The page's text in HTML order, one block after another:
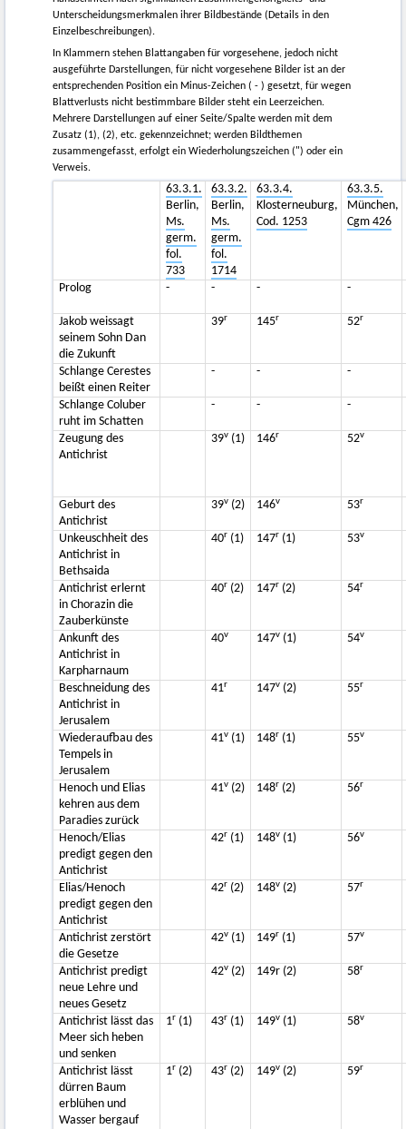
Unterscheidungsmerkmalen ihrer Bildbestände (Details in den
Einzelbeschreibungen).
In Klammern stehen Blattangaben für vorgesehene, jedoch nicht
ausgeführte Darstellungen, für nicht vorgesehene Bilder ist an der
entsprechenden Position ein Minus-Zeichen ( - ) gesetzt, für wegen
Blattverlusts nicht bestimmbare Bilder steht ein Leerzeichen.
Mehrere Darstellungen auf einer Seite/Spalte werden mit dem
Zusatz (1), (2), etc. gekennzeichnet; werden Bildthemen
zusammengefasst, erfolgt ein Wiederholungszeichen (") oder ein
Verweis.
63.3.1.
Berlin,
Ms.
germ.
fol.
733
63.3.2.
Berlin,
Ms.
germ.
fol.
1714
63.3.4.
Klosterneuburg,
Cod. 1253
63.3.5.
München,
Cgm 426
Prolog - - - -
Jakob weissagt
seinem Sohn Dan
die Zukunft
39r 145r 52r
Schlange Cerestes
beißt einen Reiter
- - -
Schlange Coluber
ruht im Schatten
- - -
Zeugung des
Antichrist
39v(1) 146r 52v
Geburt des
Antichrist
39v(2) 146v 53r
Unkeuschheit des
Antichrist in
Bethsaida
40r (1) 147r (1) 53v
Antichrist erlernt
in Chorazin die
Zauberkünste
40r (2) 147r (2) 54r
Ankunft des
Antichrist in
Karpharnaum
40v 147v(1) 54v
Beschneidung des
Antichrist in
Jerusalem
41r 147v(2) 55r
Wiederaufbau des
Tempels in
Jerusalem
41v(1) 148r (1) 55v
Henoch und Elias
kehren aus dem
Paradies zurück
41v(2) 148r (2) 56r
Henoch/Elias
predigt gegen den
Antichrist
42r (1) 148v(1) 56v
Elias/Henoch
predigt gegen den
Antichrist
42r (2) 148v(2) 57r
Antichrist zerstört
die Gesetze
42v(1) 149r (1) 57v
Antichrist predigt
neue Lehre und
neues Gesetz
42v(2) 149r (2) 58r
Antichrist lässt das
Meer sich heben
und senken
1r (1) 43r (1) 149v(1) 58v
Antichrist lässt
dürren Baum
erblühen und
Wasser bergauf
1r (2) 43r (2) 149v(2) 59r